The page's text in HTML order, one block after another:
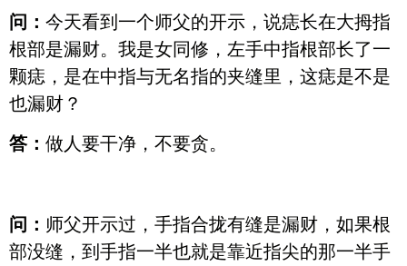
问： 今天看到一个师父的开示，说痣长在大拇指
根部是漏财。我是女同修，左手中指根部长了一
颗痣，是在中指与无名指的夹缝里，这痣是不是
也漏财？
答： 做人要干净，不要贪。
问： 师父开示过，手指合拢有缝是漏财，如果根
部没缝，到手指一半也就是靠近指尖的那一半手